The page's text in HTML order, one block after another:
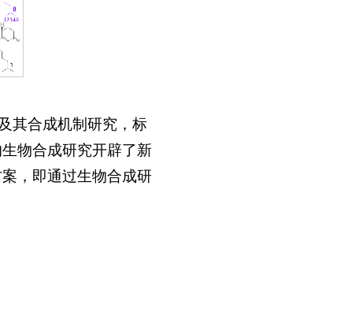
其合成机制研究，标
物合成研究开辟了新
，即通过生物合成研